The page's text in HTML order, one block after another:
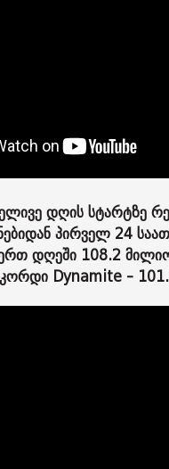
დღის სტარტზე
პირველ 24
დღეში 108.2
Dynamite -